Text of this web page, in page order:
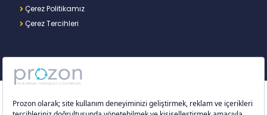
Çerez Politikamız
Çerez Tercihleri
Copyright © 2026 – Prozon. Prozon markası ve